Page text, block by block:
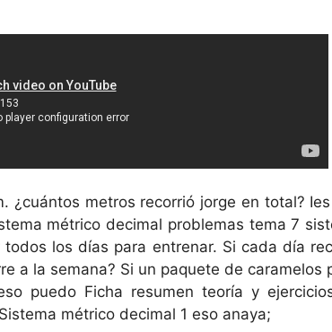
metros recorrió jorge en total? Ies
métrico decimal problemas tema 7
los días para entrenar. Si cada día
a la semana? Si un paquete de caramelos
puedo Ficha resumen teoría y
métrico decimal 1 eso anaya;